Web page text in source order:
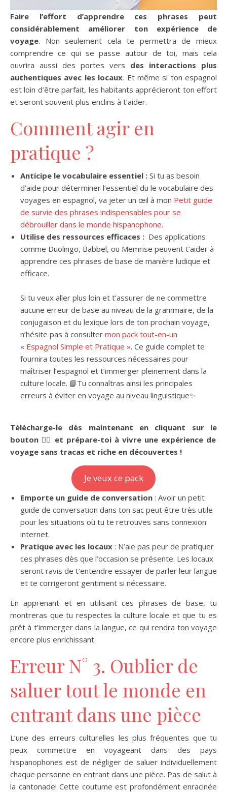
Faire l’effort d’apprendre ces phrases peut
considérablement améliorer ton expérience de
voyage. Non seulement cela te permettra de mieux
comprendre ce qui se passe autour de toi, mais cela
ouvrira aussi des portes vers des interactions plus
authentiques avec les locaux. Et même si ton espagnol
est loin d’être parfait, les habitants apprécieront ton effort
et seront souvent plus enclins à t’aider.
Comment agir en
pratique ?
Anticipe le vocabulaire essentiel : Si tu as besoin
d’aide pour déterminer l’essentiel du le vocabulaire des
voyages en espagnol, va jeter un œil à mon Petit guide
de survie des phrases indispensables pour se
débrouiller dans le monde hispanophone.
Utilise des ressources efficaces : Des applications
comme Duolingo, Babbel, ou Memrise peuvent t’aider à
apprendre ces phrases de base de manière ludique et
efficace.
Si tu veux aller plus loin et t’assurer de ne commettre
aucune erreur de base au niveau de la grammaire, de la
conjugaison et du lexique lors de ton prochain voyage,
n’hésite pas à consulter mon pack tout-en-un
« Espagnol Simple et Pratique ». Ce guide complet te
fournira toutes les ressources nécessaires pour
maîtriser l’espagnol et t’immerger pleinement dans la
culture locale. 📘Tu connaîtras ainsi les principales
erreurs à éviter en voyage au niveau linguistique✨
Télécharge-le dès maintenant en cliquant sur le
bouton 👇🏻 et prépare-toi à vivre une expérience de
voyage sans tracas et riche en découvertes !
Je veux ce pack
Emporte un guide de conversation : Avoir un petit
guide de conversation dans ton sac peut être très utile
pour les situations où tu te retrouves sans connexion
internet.
Pratique avec les locaux : N’aie pas peur de pratiquer
ces phrases dès que l’occasion se présente. Les locaux
seront ravis de t’entendre essayer de parler leur langue
et te corrigeront gentiment si nécessaire.
En apprenant et en utilisant ces phrases de base, tu
montreras que tu respectes la culture locale et que tu es
prêt à t’immerger dans la langue, ce qui rendra ton voyage
encore plus enrichissant.
Erreur N° 3. Oublier de
saluer tout le monde en
entrant dans une pièce
L’une des erreurs culturelles les plus fréquentes que tu
peux commettre en voyageant dans des pays
hispanophones est de négliger de saluer individuellement
chaque personne en entrant dans une pièce. Pas de salut à
la cantonade! Cette coutume est profondément enracinée